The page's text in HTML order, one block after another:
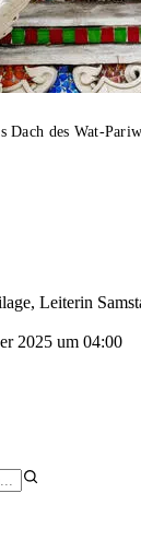
Dach des Wat-
Leiterin
2025 um 04:00